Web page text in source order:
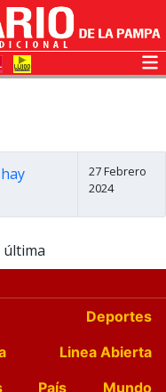
27 Febrero
2024
última
Deportes
Linea Abierta
País
Mundo